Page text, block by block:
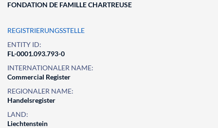
FONDATION DE FAMILLE CHARTREUSE
REGISTRIERUNGSSTELLE
ENTITY ID:
FL-0001.093.793-0
INTERNATIONALER NAME:
Commercial Register
REGIONALER NAME:
Handelsregister
LAND:
Liechtenstein